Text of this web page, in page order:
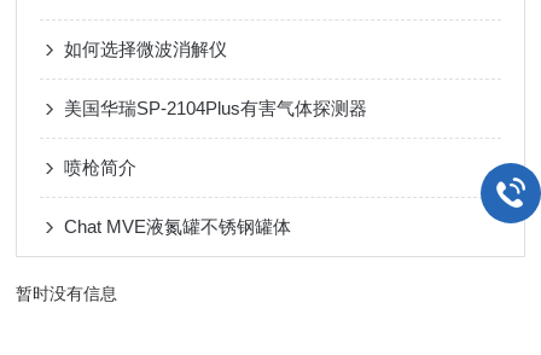
如何选择微波消解仪
美国华瑞SP-2104Plus有害气体探测器
喷枪简介
Chat MVE液氮罐不锈钢罐体
暂时没有信息